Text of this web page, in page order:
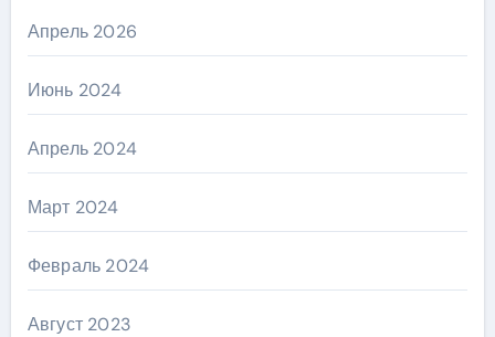
Апрель 2026
Июнь 2024
Апрель 2024
Март 2024
Февраль 2024
Август 2023